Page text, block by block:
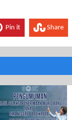
Pin it Share